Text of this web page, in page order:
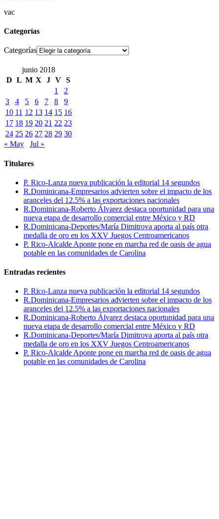
vac
Categorías
Categorías
junio 2018
D L M X J V S
1
2
3
4 5 6 7 8
9
10 11 12 13 14 15 16
17 18 19 20 21 22 23
24 25 26 27 28 29 30
« May
Jul »
Titulares
P. Rico-Lanza nueva publicación la editorial 14 segundos
R.Dominicana-Empresarios advierten sobre el impacto de los
aranceles del 12.5% a las exportaciones nacionales
R.Dominicana-Roberto Álvarez destaca oportunidad para una
nueva etapa de desarrollo comercial entre México y RD
R.Dominicana-Deportes/María Dimitrova aporta al país otra
medalla de oro en los XXV Juegos Centroamericanos
P. Rico-Alcalde Aponte pone en marcha red de oasis de agua
potable en las comunidades de Carolina
Entradas recientes
P. Rico-Lanza nueva publicación la editorial 14 segundos
R.Dominicana-Empresarios advierten sobre el impacto de los
aranceles del 12.5% a las exportaciones nacionales
R.Dominicana-Roberto Álvarez destaca oportunidad para una
nueva etapa de desarrollo comercial entre México y RD
R.Dominicana-Deportes/María Dimitrova aporta al país otra
medalla de oro en los XXV Juegos Centroamericanos
P. Rico-Alcalde Aponte pone en marcha red de oasis de agua
potable en las comunidades de Carolina